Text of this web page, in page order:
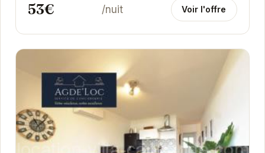
53€ /nuit Voir l'offre